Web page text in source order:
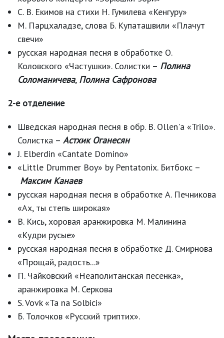
С. В. Екимов на стихи Н. Гумилева «Кенгуру»
М. Парцхаладзе, слова Б. Купаташвили «Плачут
свечи»
русская народная песня в обработке О.
Коловского «Частушки». Солистки – Полина
Соломаничева, Полина Сафронова
2-е отделение
Шведская народная песня в обр. B. Ollen'а «Trilo».
Солистка – Астхик Оганесян
J. Elberdin «Cantate Domino»
«Little Drummer Boy» by Pentatonix. Битбокс –
Максим Канаев
русская народная песня в обработке А. Печникова
«Ах, ты степь широкая»
В. Кись, хоровая аранжировка М. Малинина
«Кудри русые»
русская народная песня в обработке Д. Смирнова
«Прощай, радость...»
П. Чайковский «Неаполитанская песенка»,
аранжировка М. Серкова
S. Vovk «Ta na Solbici»
Б. Толочков «Русский триптих».